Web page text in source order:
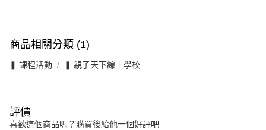
商品相關分類 (1)
❚ 課程活動 ❚ 親子天下線上學校
評價
喜歡這個商品嗎？購買後給他一個好評吧